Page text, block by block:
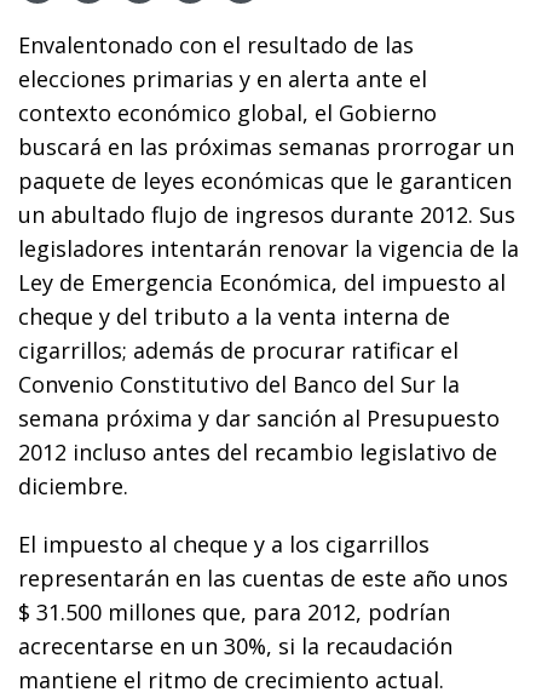
Envalentonado con el resultado de las
elecciones primarias y en alerta ante el
contexto económico global, el Gobierno
buscará en las próximas semanas prorrogar un
paquete de leyes económicas que le garanticen
un abultado flujo de ingresos durante 2012. Sus
legisladores intentarán renovar la vigencia de la
Ley de Emergencia Económica, del impuesto al
cheque y del tributo a la venta interna de
cigarrillos; además de procurar ratificar el
Convenio Constitutivo del Banco del Sur la
semana próxima y dar sanción al Presupuesto
2012 incluso antes del recambio legislativo de
diciembre.
El impuesto al cheque y a los cigarrillos
representarán en las cuentas de este año unos
$ 31.500 millones que, para 2012, podrían
acrecentarse en un 30%, si la recaudación
mantiene el ritmo de crecimiento actual.